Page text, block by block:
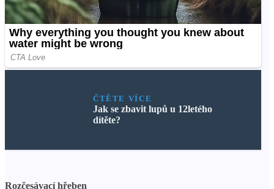
ČTĚTE VÍCE
Jak se zbavit lupů u 12letého
dítěte?
Rozčesávací hřeben